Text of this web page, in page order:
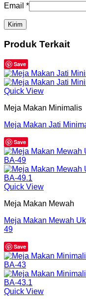
Email *
Produk Terkait
Save
Quick View
Meja Makan Minimalis
Meja Makan Jati
Save
Quick View
Meja Makan Mewah
Meja Makan Mewah
49
Save
Quick View